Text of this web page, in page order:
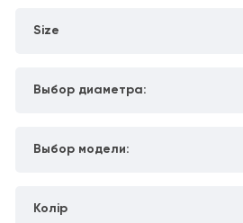
Size
Выбор диаметра:
Выбор модели:
Колір